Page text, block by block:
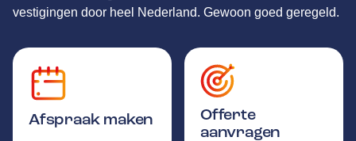
vestigingen door heel Nederland. Gewoon goed geregeld.
Afspraak maken
Offerte
aanvragen